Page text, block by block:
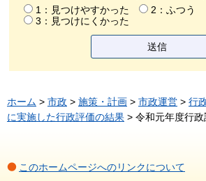
1：見つけやすかった
2：ふつう
3：見つけにくかった
ホーム > 市政 > 施策・計画 > 市政運営 > 行
に実施した行政評価の結果 > 令和元年度行政
このホームページへのリンクについて